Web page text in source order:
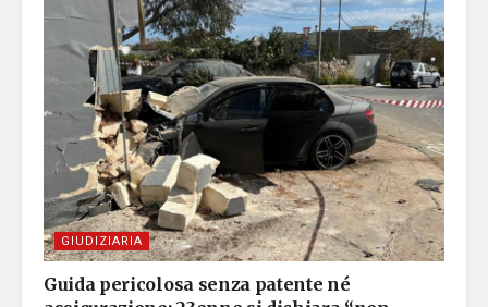
GIUDIZIARIA
Guida pericolosa senza patente né